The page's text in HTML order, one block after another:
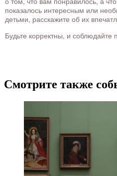
показалось интересным или
детьми, расскажите об их
Будьте корректны, и соблюдайте
Смотрите также